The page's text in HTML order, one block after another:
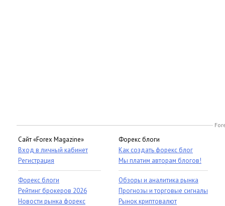
Сайт «Forex Magazine»
Вход в личный кабинет
Регистрация
Форекс блоги
Рейтинг брокеров 2026
Новости рынка форекс
Форекс блоги
Как создать форекс блог
Мы платим авторам блогов!
Обзоры и аналитика рынка
Прогнозы и торговые сигналы
Рынок криптовалют